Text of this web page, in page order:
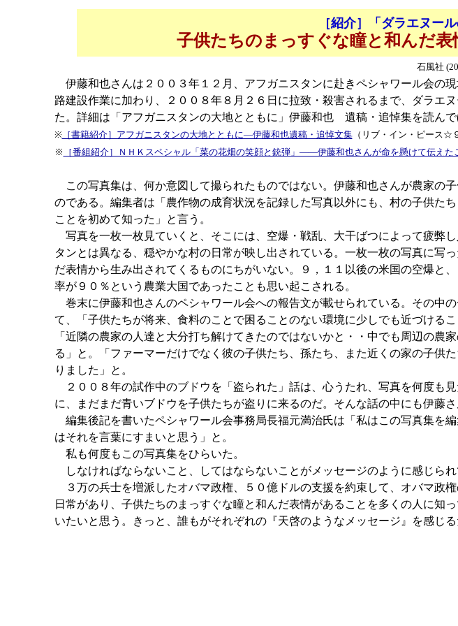
［紹介］「ダラエヌー
子供たちのまっすぐな瞳と和んだ
石風社
伊藤和也さんは２００３年１２月、アフガニスタンに赴きペシャワール会の
路建設作業に加わり、２００８年８月２６日に拉致・殺害されるまで、ダラエ
た。詳細は「アフガニスタンの大地とともに」伊藤和也 遺稿・追悼集を読んで
※［書籍紹介］アフガニスタンの大地とともに―伊藤和也遺稿・追悼文集（リブ・イン・ピース☆
※ ［番組紹介］ＮＨＫスペシャル「菜の花畑の笑顔と銃弾」――伊藤和也さんが命を懸けて伝えた
この写真集は、何か意図して撮られたものではない。伊藤和也さんが農家の
のである。編集者は「農作物の成育状況を記録した写真以外にも、村の子供た
ことを初めて知った」と言う。
写真を一枚一枚見ていくと、そこには、空爆・戦乱、大干ばつによって疲弊
タンとは異なる、穏やかな村の日常が映し出されている。一枚一枚の写真に写
だ表情から生み出されてくるものにちがいない。９，１１以後の米国の空爆と
率が９０％という農業大国であったことも思い起こされる。
巻末に伊藤和也さんのペシャワール会への報告文が載せられている。その中
て、「子供たちが将来、食料のことで困ることのない環境に少しでも近づける
「近隣の農家の人達と大分打ち解けてきたのではないかと・・中でも周辺の
る」と。「ファーマーだけでなく彼の子供たち、孫たち、また近くの家の子供
りました」と。
２００８年の試作中のブドウを「盗られた」話は、心うたれ、写真を何度も
に、まだまだ青いブドウを子供たちが盗りに来るのだ。そんな話の中にも伊藤さ
編集後記を書いたペシャワール会事務局長福元満治氏は「私はこの写真集を
はそれを言葉にすまいと思う」と。
私も何度もこの写真集をひらいた。
しなければならないこと、してはならないことがメッセージのように感じられ
３万の兵士を増派したオバマ政権、５０億ドルの支援を約束して、オバマ政
日常があり、子供たちのまっすぐな瞳と和んだ表情があることを多くの人に知
いたいと思う。きっと、誰もがそれぞれの『天啓のようなメッセージ』を感じる